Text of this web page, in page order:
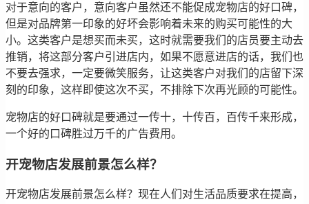
对于意向的客户，意向客户虽然还不能促成宠物店的好口碑，
但是对品牌第一印象的好坏会影响着未来的购买可能性的大
小。这类客户是想买而未买，这时就需要我们的店员要主动去
推销，将这部分客户引进店内，如果不愿意进店的话，我们也
不要去强求，一定要微笑服务，让这类客户对我们的店留下深
刻的印象，这样即使这次不买，不排除下次再光顾的可能性。
宠物店的好口碑就是要通过一传十，十传百，百传千来形成，
一个好的口碑胜过万千的广告费用。
开宠物店发展前景怎么样？
开宠物店发展前景怎么样？现在人们对生活品质要求在提高，